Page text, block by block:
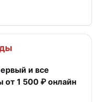
и все
от 1 500 ₽ онлайн